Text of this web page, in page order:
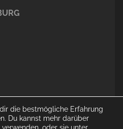
die bestmögliche Erfahrung
Du kannst mehr darüber